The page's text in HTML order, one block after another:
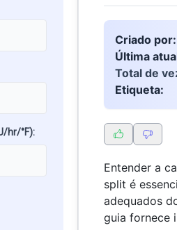
hr/°F):
Criado por:
Última
Total de
Etiqueta:
Entender a
split é
adequados
guia fornece